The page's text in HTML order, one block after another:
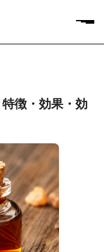
特徴・効果・効